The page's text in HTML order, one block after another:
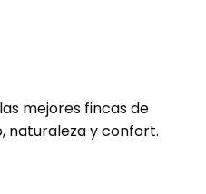
mejores fincas de
naturaleza y confort.